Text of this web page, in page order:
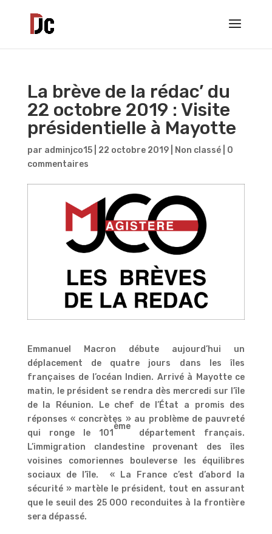
La brève de la rédac’ du
22 octobre 2019 : Visite
présidentielle à Mayotte
par adminjco15| 22 octobre 2019| Non classé| 0
commentaires
Emmanuel Macron débute aujourd’hui un
déplacement de quatre jours dans les îles
françaises de l’océan Indien. Arrivé à Mayotte ce
matin, le président se rendra dès mercredi sur l’île
de la Réunion. Le chef de l’État a promis des
réponses « concrètes » au problème de pauvreté
qui ronge le 101
ème
département français.
L’immigration clandestine provenant des îles
voisines comoriennes bouleverse les équilibres
sociaux de l’île. « La France c’est d’abord la
sécurité » martèle le président, tout en assurant
que le seuil des 25 000 reconduites à la frontière
sera dépassé.